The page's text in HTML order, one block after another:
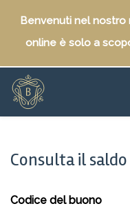
Benvenuti nel
online è solo a
Consulta il
Codice del buono